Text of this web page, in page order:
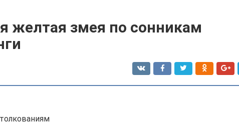
желтая змея по сонникам